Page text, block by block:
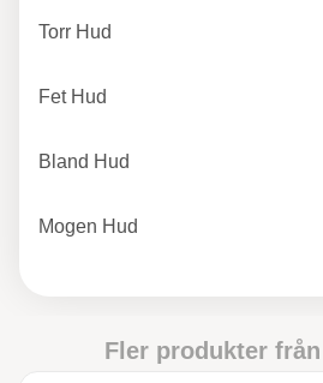
Torr Hud
Fet Hud
Bland Hud
Mogen Hud
Fler produkter från